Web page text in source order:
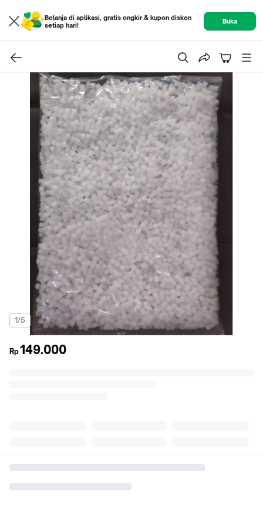
Belanja di aplikasi, gratis ongkir & kupon diskon
setiap hari!
Buka
1/5
Rp149.000